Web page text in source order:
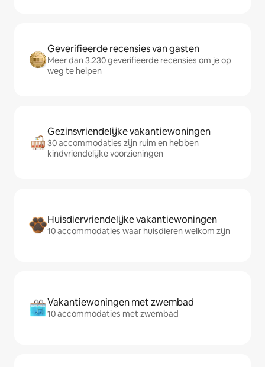
Geverifieerde recensies van gasten
Meer dan 3.230 geverifieerde recensies om je op
weg te helpen
Gezinsvriendelijke vakantiewoningen
30 accommodaties zijn ruim en hebben
kindvriendelijke voorzieningen
Huisdiervriendelijke vakantiewoningen
10 accommodaties waar huisdieren welkom zijn
Vakantiewoningen met zwembad
10 accommodaties met zwembad